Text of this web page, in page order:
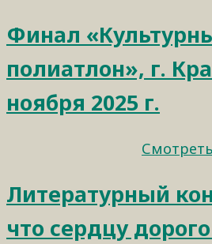
Финал
полиатлон», г.
ноября 2025 г.
Смотреть
Литературный
что сердцу